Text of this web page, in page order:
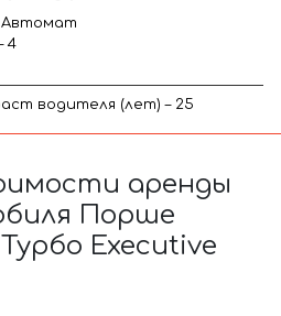
Автомат
4
водителя (лет) – 25
аренды
Порше
Executive